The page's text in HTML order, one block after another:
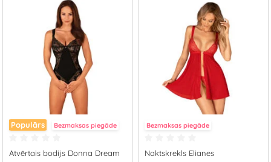
Populārs Bezmaksas piegāde
Atvērtais bodijs Donna Dream
Bezmaksas piegāde
Naktskrekls Elianes